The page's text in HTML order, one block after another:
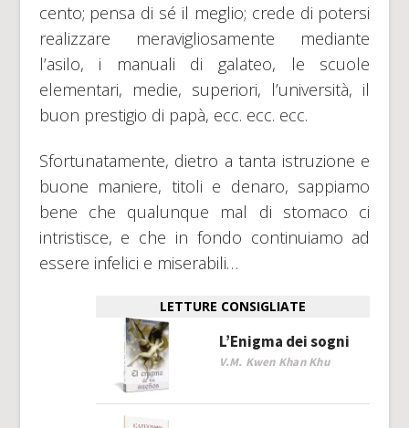
cento; pensa di sé il meglio; crede di potersi
realizzare meravigliosamente mediante
l’asilo, i manuali di galateo, le scuole
elementari, medie, superiori, l’università, il
buon prestigio di papà, ecc. ecc. ecc.
Sfortunatamente, dietro a tanta istruzione e
buone maniere, titoli e denaro, sappiamo
bene che qualunque mal di stomaco ci
intristisce, e che in fondo continuiamo ad
essere infelici e miserabili…
LETTURE CONSIGLIATE
L’Enigma dei sogni
V.M. Kwen Khan Khu